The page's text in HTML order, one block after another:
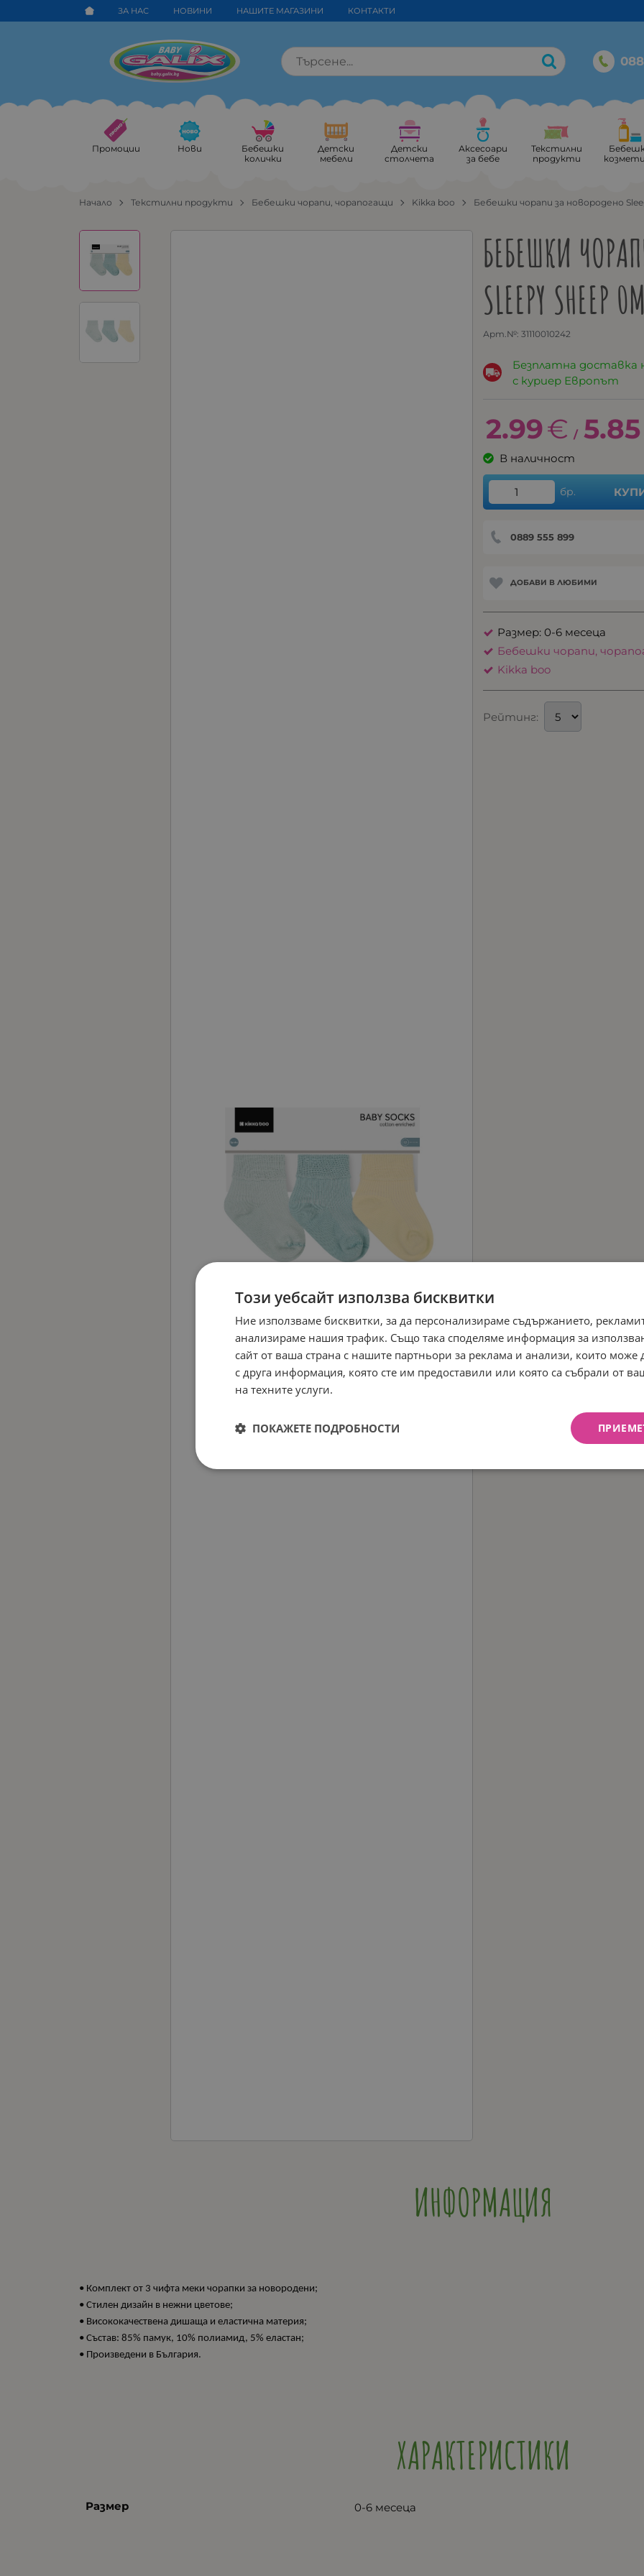
ЗА НАС НОВИНИ НАШИТЕ МАГАЗИНИ КОНТАКТИ
Промоции Нови
Бебешки
колички
Детски
мебели
Детски
столчета
Аксесоари
за бебе
Текстилни
продукти
Начало Текстилни продукти Бебешки чорапи, чорапогащи Kikka boo Бебешки чорапи за новородено
БЕБЕШКИ
SLEEPY SHEEP 0М
Арт.№: 31110010242
Безплатна доставка
с куриер Европът
2.99€ / 5.85
В наличност
бр.
0889 555 899
ДОБАВИ В ЛЮБИМИ
Размер: 0-6 месеца
Бебешки чорапи,
Kikka boo
Рейтинг:
ИНФОРМАЦИЯ
• Комплект от 3 чифта меки чорапки за новородени;
• Стилен дизайн в нежни цветове;
• Висококачествена дишаща и еластична материя;
• Състав: 85% памук, 10% полиамид, 5% еластан;
• Произведени в България.
ХАРАКТЕРИСТИКИ
Размер 0-6 месеца
Този уебсайт използва бисквитки
Ние използваме бисквитки, за да персонализираме съдържанието,
анализираме нашия трафик. Също така споделяме информация за
сайт от ваша страна с нашите партньори за реклама и анализи, които може
с друга информация, която сте им предоставили или която са събрали от
на техните услуги.
ПОКАЖЕТЕ ПОДРОБНОСТИ